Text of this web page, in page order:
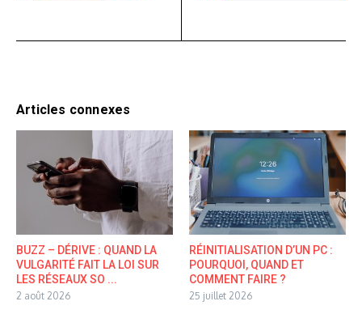
Articles connexes
BUZZ – DÉRIVE : QUAND LA
VULGARITÉ FAIT LA LOI SUR
LES RÉSEAUX SO ...
2 août 2026
RÉINITIALISATION D’UN PC :
POURQUOI, QUAND ET
COMMENT FAIRE ?
25 juillet 2026